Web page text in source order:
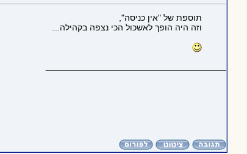
תוספת של "אין כניסה",
וזה היה הופך לאשכול הכי נצפה בקהילה...